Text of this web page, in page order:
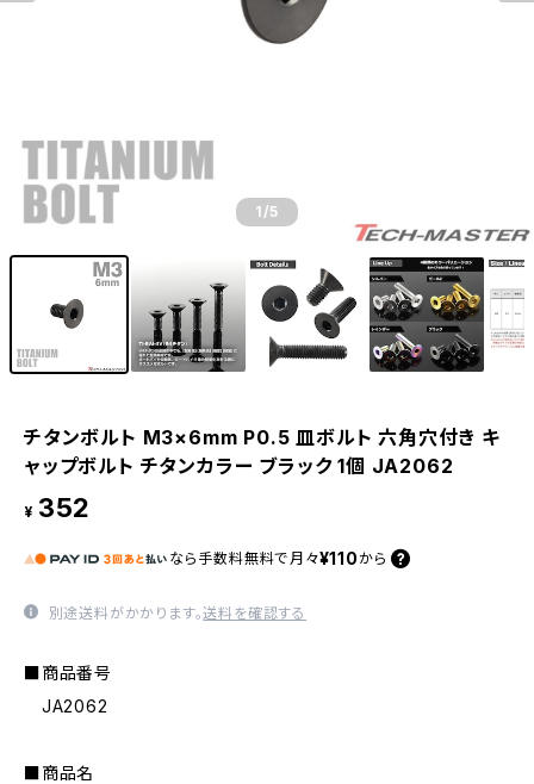
1 /5
チタンボルト M3×6mm P0.5 皿ボルト 六角穴付き キ
ャップボルト チタンカラー ブラック 1個 JA2062
¥ 352
なら 手数料無料で 月々¥110 から
別途送料がかかります。送料を確認する
■商品番号
JA2062
■商品名